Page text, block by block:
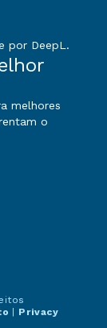
por DeepL.
melhores
o
| Privacy